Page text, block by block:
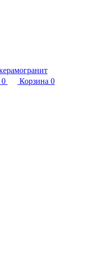
0 Корзина 0